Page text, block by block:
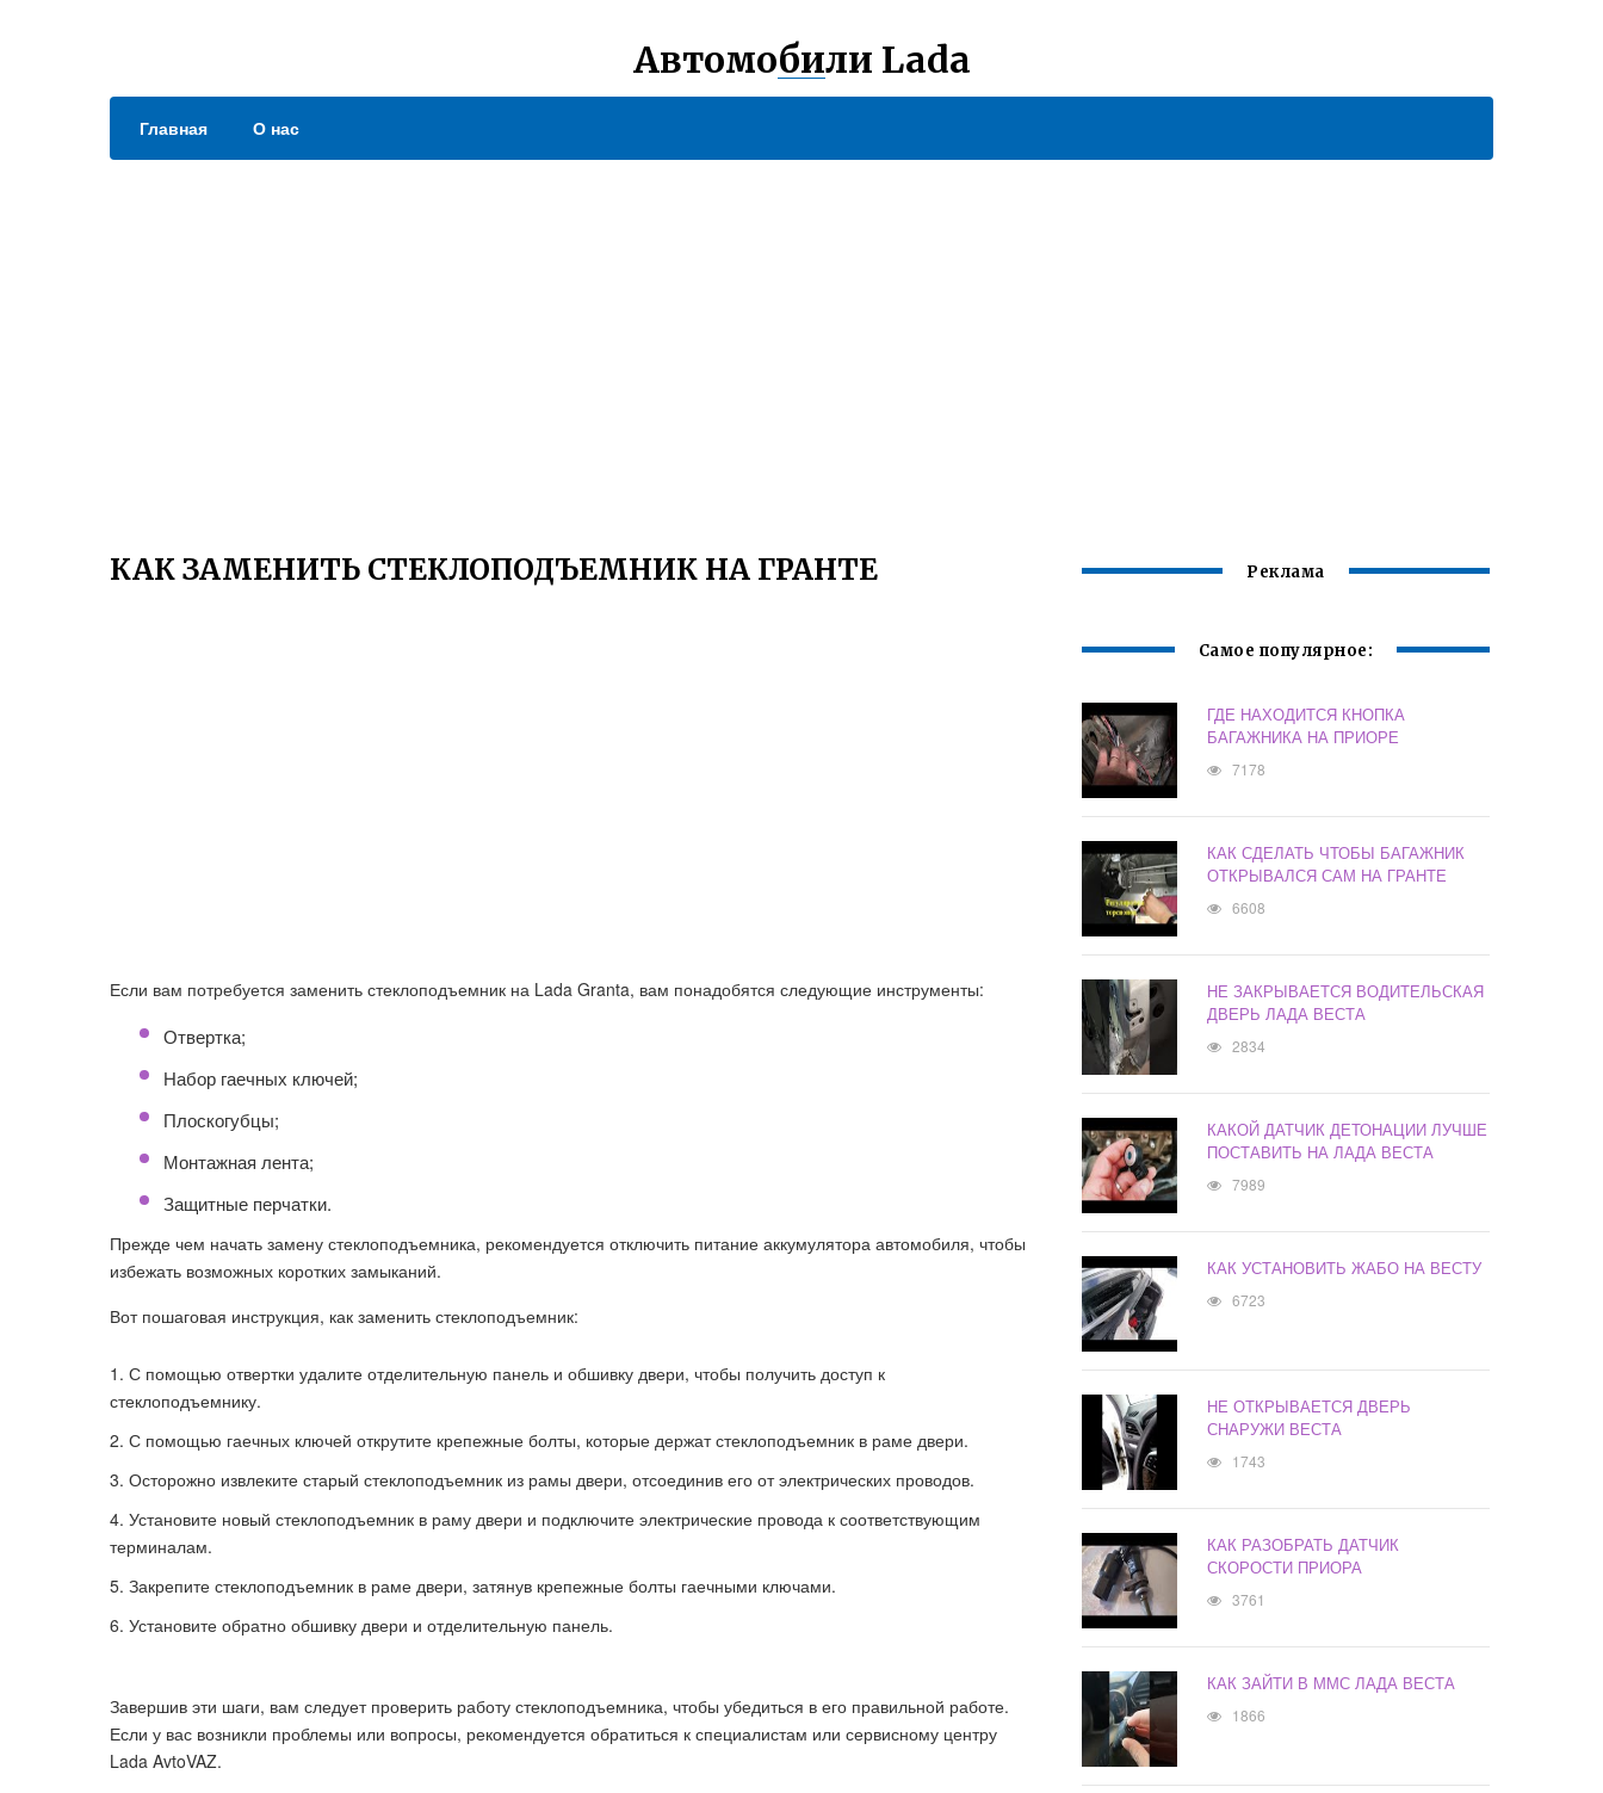
Автомобили Lada
Главная О нас
КАК ЗАМЕНИТЬ СТЕКЛОПОДЪЕМНИК НА ГРАНТЕ
Если вам потребуется заменить стеклоподъемник на Lada Granta, вам понадобятся следующие инструменты:
Отвертка;
Набор гаечных ключей;
Плоскогубцы;
Монтажная лента;
Защитные перчатки.
Прежде чем начать замену стеклоподъемника, рекомендуется отключить питание аккумулятора автомобиля, чтобы
избежать возможных коротких замыканий.
Вот пошаговая инструкция, как заменить стеклоподъемник:
С помощью отвертки удалите отделительную панель и обшивку двери, чтобы получить доступ к
стеклоподъемнику.
С помощью гаечных ключей открутите крепежные болты, которые держат стеклоподъемник в раме двери.
Осторожно извлеките старый стеклоподъемник из рамы двери, отсоединив его от электрических проводов.
Установите новый стеклоподъемник в раму двери и подключите электрические провода к соответствующим
терминалам.
Закрепите стеклоподъемник в раме двери, затянув крепежные болты гаечными ключами.
Установите обратно обшивку двери и отделительную панель.
Завершив эти шаги, вам следует проверить работу стеклоподъемника, чтобы убедиться в его правильной работе.
Если у вас возникли проблемы или вопросы, рекомендуется обратиться к специалистам или сервисному центру
Lada AvtoVAZ.
Реклама
Самое популярное:
ГДЕ НАХОДИТСЯ КНОПКА
БАГАЖНИКА НА ПРИОРЕ
7178
КАК СДЕЛАТЬ ЧТОБЫ БАГАЖНИК
ОТКРЫВАЛСЯ САМ НА ГРАНТЕ
6608
НЕ ЗАКРЫВАЕТСЯ ВОДИТЕЛЬСКАЯ
ДВЕРЬ ЛАДА ВЕСТА
2834
КАКОЙ ДАТЧИК ДЕТОНАЦИИ ЛУЧШЕ
ПОСТАВИТЬ НА ЛАДА ВЕСТА
7989
КАК УСТАНОВИТЬ ЖАБО НА ВЕСТУ
6723
НЕ ОТКРЫВАЕТСЯ ДВЕРЬ
СНАРУЖИ ВЕСТА
1743
КАК РАЗОБРАТЬ ДАТЧИК
СКОРОСТИ ПРИОРА
3761
КАК ЗАЙТИ В ММС ЛАДА ВЕСТА
1866